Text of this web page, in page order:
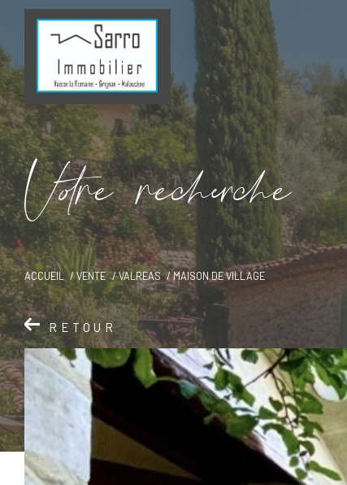
Vore recece
ACCUEIL VENTE VALREAS MAISON DE VILLAGE
RETOUR